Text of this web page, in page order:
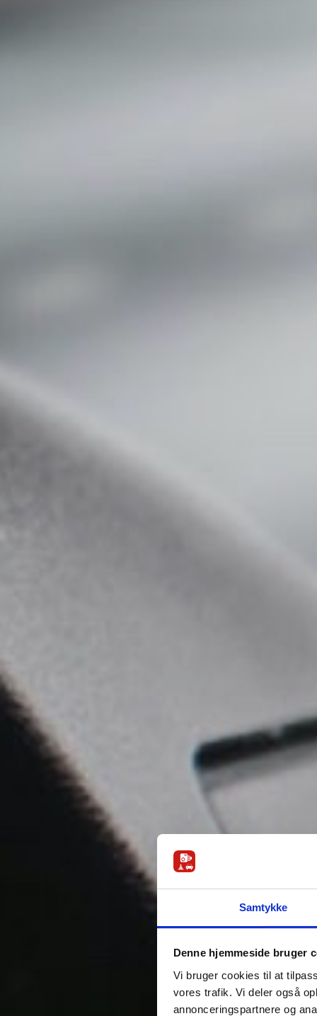
Samtykke
Denne hjemmeside bruger
Vi bruger cookies til at
vores trafik. Vi deler også
annonceringspartnere og